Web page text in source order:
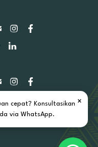
×
cepat? Konsultasikan
via WhatsApp.